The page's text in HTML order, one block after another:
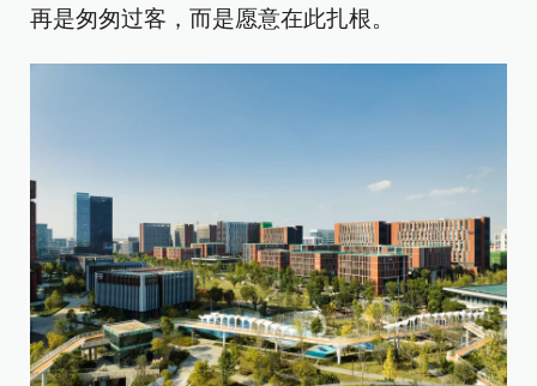
再是匆匆过客，而是愿意在此扎根。